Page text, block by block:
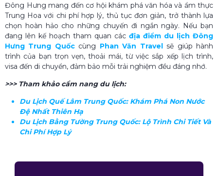
Đông Hưng mang đến cơ hội khám phá văn hóa và ẩm thực
Trung Hoa với chi phí hợp lý, thủ tục đơn giản, trở thành lựa
chọn hoàn hảo cho những chuyến đi ngắn ngày. Nếu bạn
đang lên kế hoạch tham quan các địa điểm du lịch Đông
Hưng Trung Quốccùng Phan Văn Travelsẽ giúp hành
trình của bạn trọn vẹn, thoải mái, từ việc sắp xếp lịch trình,
visa đến di chuyển, đảm bảo mỗi trải nghiệm đều đáng nhớ.
>>> Tham khảo cẩm nang du lịch:
Du Lịch Quế Lâm Trung Quốc​: Khám Phá Non Nước
Đệ Nhất Thiên Hạ
Du Lịch Bằng Tường Trung Quốc​: Lộ Trình Chi Tiết Và
Chi Phí Hợp Lý